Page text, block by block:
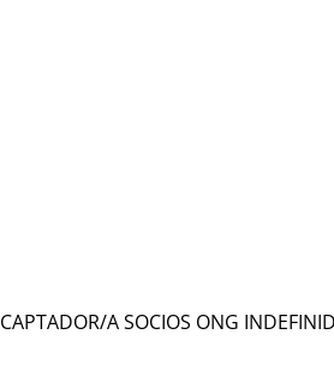
CAPTADOR/A SOCIOS ONG